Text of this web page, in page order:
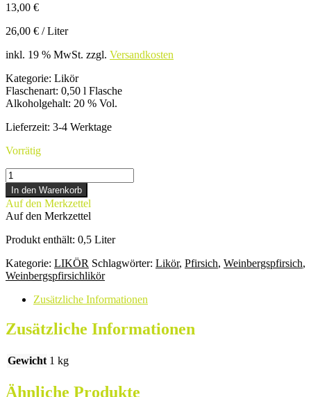
13,00 €
26,00 € /Liter
inkl. 19 % MwSt. zzgl. Versandkosten
Kategorie: Likör
Flaschenart: 0,50 l Flasche
Alkoholgehalt: 20 % Vol.
Lieferzeit: 3-4 Werktage
Vorrätig
WEINBERGSPFIRSICHLIKÖR
Menge
In den Warenkorb
Auf den Merkzettel
Auf den Merkzettel
Produkt enthält: 0,5 Liter
Kategorie: LIKÖR Schlagwörter: Likör, Pfirsich, Weinbergspfirsich,
Weinbergspfirsichlikör
Zusätzliche Informationen
Zusätzliche Informationen
Gewicht 1 kg
Ähnliche Produkte